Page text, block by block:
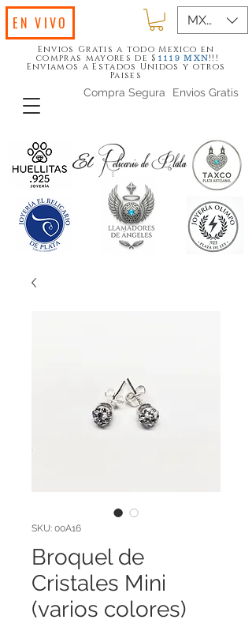
Envios Gratis
Compra Segura
Envios Gratis a todo Mexico en
compras mayores de $ 1119 MXN!!!
Enviamos a Estados Unidos y otros
Paises
MXN ($)
EN VIVO
SKU: 00A16
Broquel de
Cristales Mini
(varios colores)